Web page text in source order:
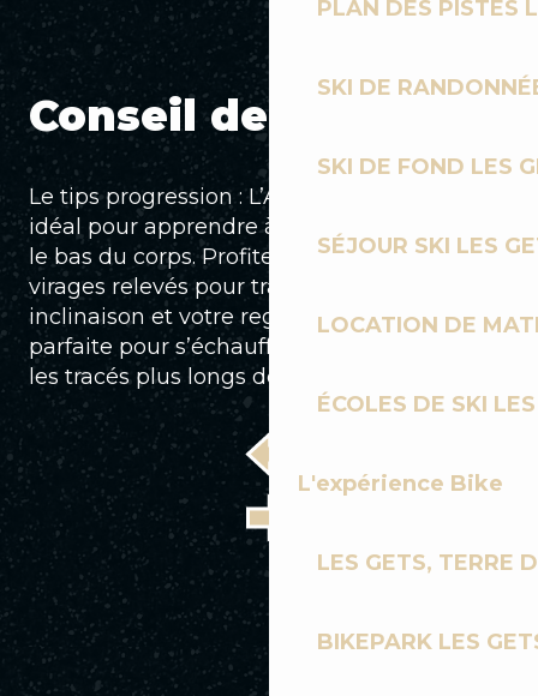
PLAN DES PISTES
SKI DE
SKI DE FOND LES
SÉJOUR SKI LES
LOCATION DE
ÉCOLES DE SKI
L'expérience Bike
LES GETS, TERRE
BIKEPARK LES
Conseil de l'expert
Le tips progression : L’Arpette est le terrain
idéal pour apprendre à dissocier le haut et
le bas du corps. Profitez de la fluidité des
virages relevés pour travailler votre
inclinaison et votre regard. C’est la piste
parfaite pour s’échauffer avant d’attaquer
les tracés plus longs de la station.